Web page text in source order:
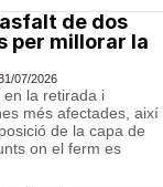
de dos
per millorar la
07/2026
en la retirada i
més afectades, així
de la capa de
on el ferm es